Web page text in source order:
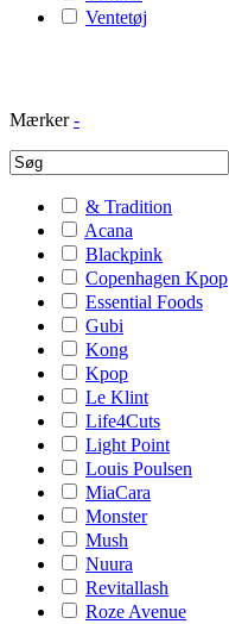
Ventetøj
Mærker -
& Tradition
Acana
Blackpink
Copenhagen Kpop
Essential Foods
Gubi
Kong
Kpop
Le Klint
Life4Cuts
Light Point
Louis Poulsen
MiaCara
Monster
Mush
Nuura
Revitallash
Roze Avenue